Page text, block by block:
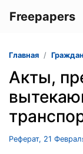
Freepapers
Главная
Акты,
Реферат, 21